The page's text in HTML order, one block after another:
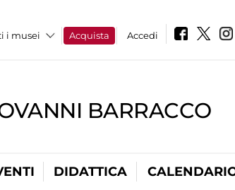
i musei Acquista Accedi
BARRACCO
DIDATTICA